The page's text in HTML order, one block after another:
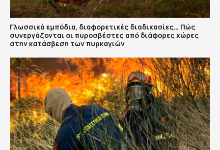
Γλωσσικά εμπόδια, διαφορετικές διαδικασίες… Πώς
συνεργάζονται οι πυροσβέστες από διάφορες χώρες
στην κατάσβεση των πυρκαγιών